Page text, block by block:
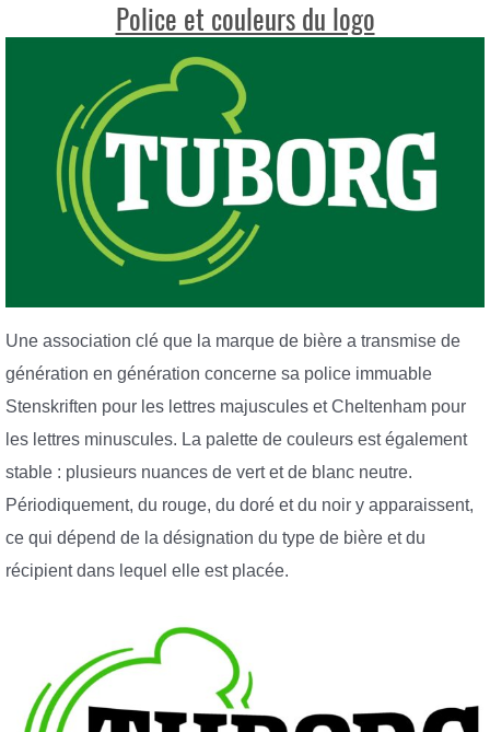
Police et couleurs du logo
Une association clé que la marque de bière a transmise de
génération en génération concerne sa police immuable
Stenskriften pour les lettres majuscules et Cheltenham pour
les lettres minuscules. La palette de couleurs est également
stable : plusieurs nuances de vert et de blanc neutre.
Périodiquement, du rouge, du doré et du noir y apparaissent,
ce qui dépend de la désignation du type de bière et du
récipient dans lequel elle est placée.